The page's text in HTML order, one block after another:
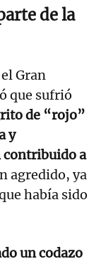
de la
Gran
que sufrió
de “rojo”
y
contribuido a
agredido, ya
había sido
un codazo